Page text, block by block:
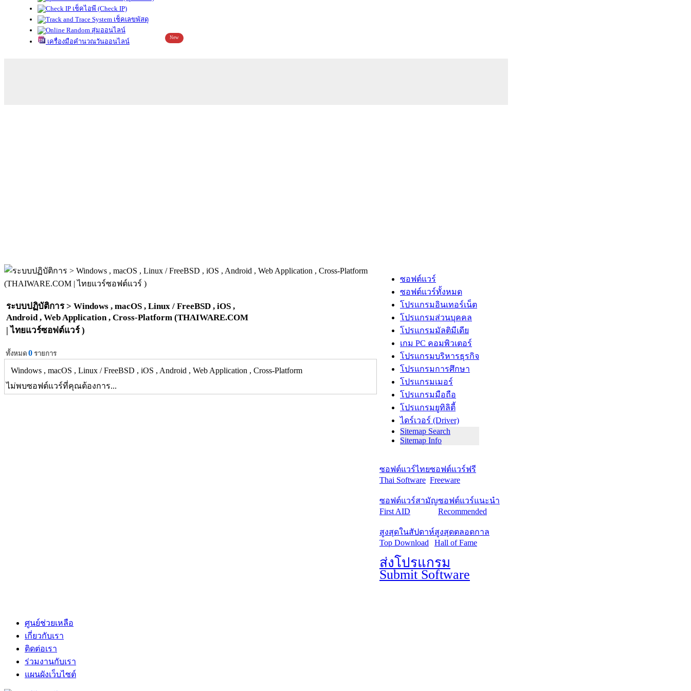
เช็คไอพี (Check IP)
เช็คเลขพัสดุ
สุ่มออนไลน์
เครื่องมือคำนวณวันออนไลน์
New
ระบบปฏิบัติการ > Windows , macOS , Linux / FreeBSD , iOS ,
Android , Web Application , Cross-Platform (THAIWARE.COM
| ไทยแวร์ซอฟต์แวร์ )
ทั้งหมด 0 รายการ
Windows , macOS , Linux / FreeBSD , iOS , Android , Web Application , Cross-Platform
ไม่พบซอฟต์แวร์ที่คุณต้องการ...
ซอฟต์แวร์
ซอฟต์แวร์ทั้งหมด
โปรแกรมอินเทอร์เน็ต
โปรแกรมส่วนบุคคล
โปรแกรมมัลติมีเดีย
เกม PC คอมพิวเตอร์
โปรแกรมบริหารธุรกิจ
โปรแกรมการศึกษา
โปรแกรมเมอร์
โปรแกรมมือถือ
โปรแกรมยูทิลิตี้
ไดร์เวอร์ (Driver)
Sitemap Search
Sitemap Info
ซอฟต์แวร์ไทย
Thai Software
ซอฟต์แวร์ฟรี
Freeware
ซอฟต์แวร์สามัญ
First AID
ซอฟต์แวร์แนะนำ
Recommended
สูงสุดในสัปดาห์
Top Download
สูงสุดตลอดกาล
Hall of Fame
ส่งโปรแกรม
Submit Software
ศูนย์ช่วยเหลือ
เกี่ยวกับเรา
ติดต่อเรา
ร่วมงานกับเรา
แผนผังเว็บไซต์